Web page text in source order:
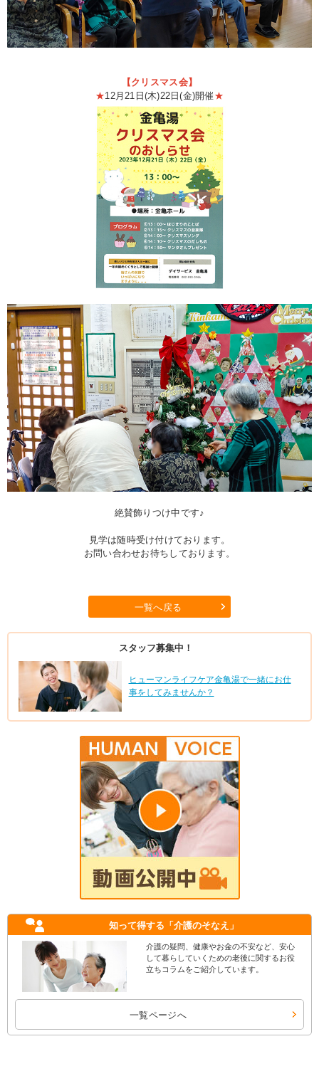
【クリスマス会】
★12月21日(木)22日(金)開催★
絶賛飾りつけ中です♪
見学は随時受け付けております。
お問い合わせお待ちしております。
一覧へ戻る
スタッフ募集中！
ヒューマンライフケア金亀湯で一緒にお仕
事をしてみませんか？
知って得する 「介護のそなえ」
介護の疑問、健康やお金の不安など、安心
して暮らしていくための老後に関するお役
立ちコラムをご紹介しています。
一覧ページへ